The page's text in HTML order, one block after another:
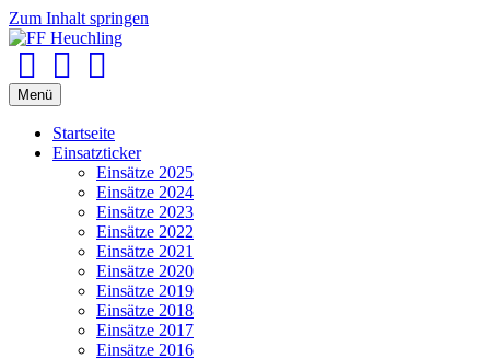
Zum Inhalt springen
Menü
Startseite
Einsatzticker
Einsätze 2025
Einsätze 2024
Einsätze 2023
Einsätze 2022
Einsätze 2021
Einsätze 2020
Einsätze 2019
Einsätze 2018
Einsätze 2017
Einsätze 2016